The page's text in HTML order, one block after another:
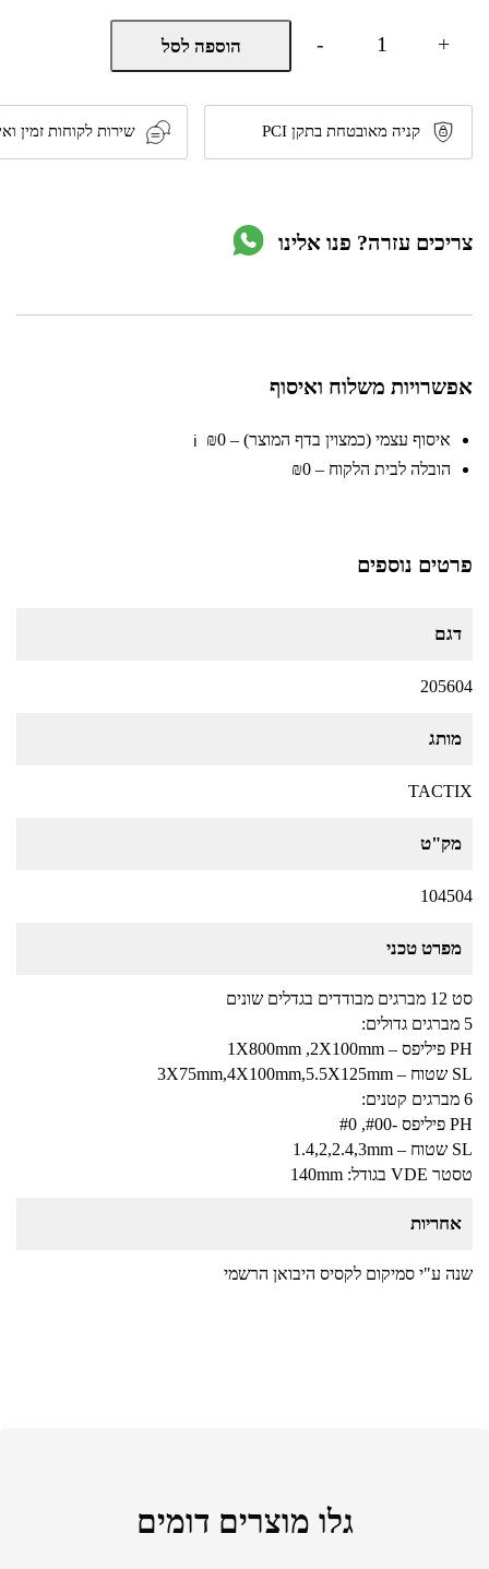
-
כמות
סט
דגם
205604
מבית
TACTIX
+ הוספה לסל
קניה מאובטחת בתקן PCI שירות לקוחות זמין
צריכים עזרה? פנו אלינו
אפשרויות משלוח ואיסוף
איסוף עצמי (כמצוין בדף המוצר) – ₪0 ℹ️
הובלה לבית הלקוח – ₪0
פרטים נוספים
דגם
205604
מותג
TACTIX
מק"ט
104504
מפרט טכני
סט 12 מברגים מבודדים בגדלים שונים
5 מברגים גדולים:
PH פיליפס – 1X800mm ,2X100mm
SL שטוח – 3X75mm,4X100mm,5.5X125mm
6 מברגים קטנים:
PH פיליפס -#00, #0
SL שטוח – 1.4,2,2.4,3mm
טסטר VDE בגודל: 140mm
אחריות
שנה ע"י סמיקום לקסיס היבואן הרשמי
גלו מוצרים דומים